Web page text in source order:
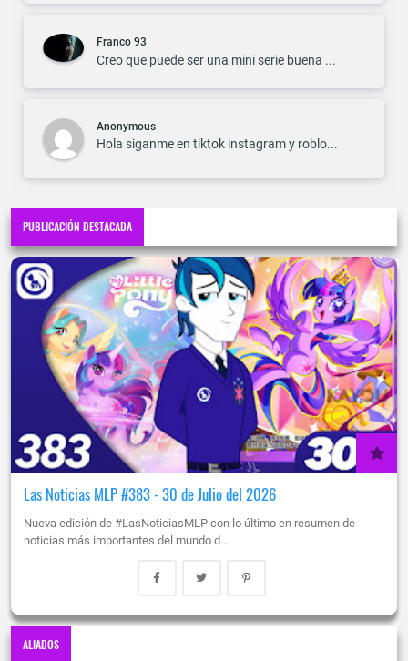
Franco 93
Creo que puede ser una mini serie buena ...
Anonymous
Hola siganme en tiktok instagram y roblo...
PUBLICACIÓN DESTACADA
Las Noticias MLP #383 - 30 de Julio del 2026
Nueva edición de #LasNoticiasMLP con lo último en resumen de
noticias más importantes del mundo d…
ALIADOS